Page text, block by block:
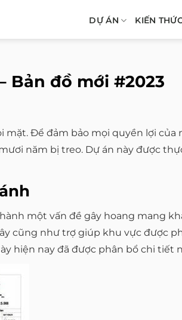
DỰ ÁN KIẾN
Bản đồ mới #2023
Để đảm bảo mọi quyền lợi của
năm bị treo. Dự án này được
một vấn đề gây hoang mang
cũng như trợ giúp khu vực được
hiện nay đã được phân bổ chi tiết